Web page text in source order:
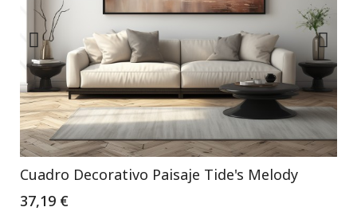
Cuadro Decorativo Paisaje Tide's Melody
37,19 €